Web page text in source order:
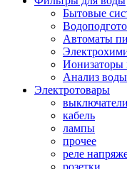
Бытовые
Автоматы
Ионизаторы
Анализ воды
Электротовары
выключатели
кабель
лампы
прочее
реле
розетки